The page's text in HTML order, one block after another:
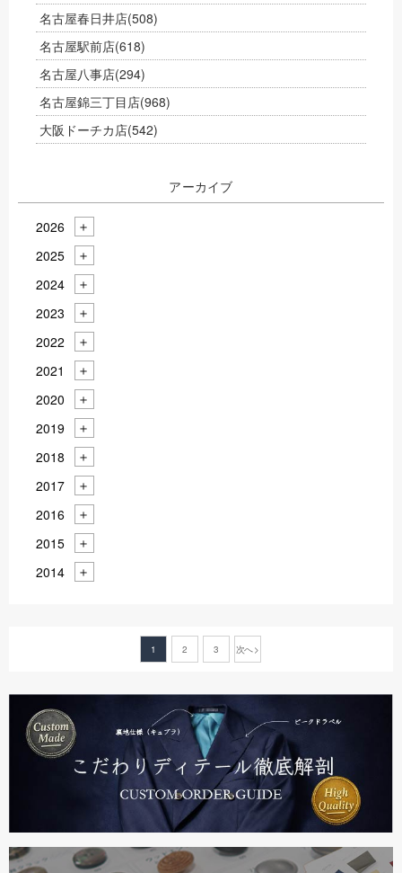
名古屋春日井店(508)
名古屋駅前店(618)
名古屋八事店(294)
名古屋錦三丁目店(968)
大阪ドーチカ店(542)
アーカイブ
2026
2025
2024
2023
2022
2021
2020
2019
2018
2017
2016
2015
2014
1 2 3 次へ >